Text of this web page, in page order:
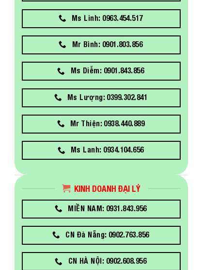
Ms Linh: 0963.454.517
Mr Bình: 0901.803.856
Ms Diễm: 0901.843.856
Ms Lượng: 0399.302.841
Mr Thiện: 0938.440.889
Ms Lanh: 0934.104.656
KINH DOANH ĐẠI LÝ
MIỀN NAM: 0931.843.956
CN Đà Nẵng: 0902.763.856
CN HÀ NỘI: 0902.608.956